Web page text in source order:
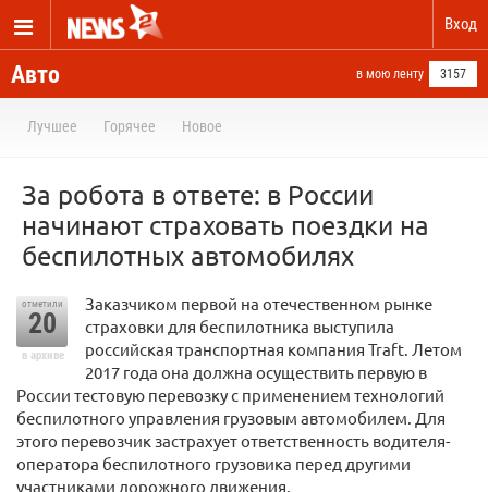
Вход
Авто в мою ленту 3157
Лучшее Горячее Новое
За робота в ответе: в России
начинают страховать поездки на
беспилотных автомобилях
отметили
20
в архиве
Заказчиком первой на отечественном рынке
страховки для беспилотника выступила
российская транспортная компания Traft. Летом
2017 года она должна осуществить первую в
России тестовую перевозку с применением технологий
беспилотного управления грузовым автомобилем. Для
этого перевозчик застрахует ответственность водителя-
оператора беспилотного грузовика перед другими
участниками дорожного движения.